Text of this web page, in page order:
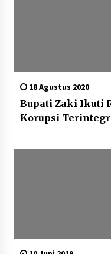
18 Agustus 2020
Bupati Zaki Ikuti
Korupsi